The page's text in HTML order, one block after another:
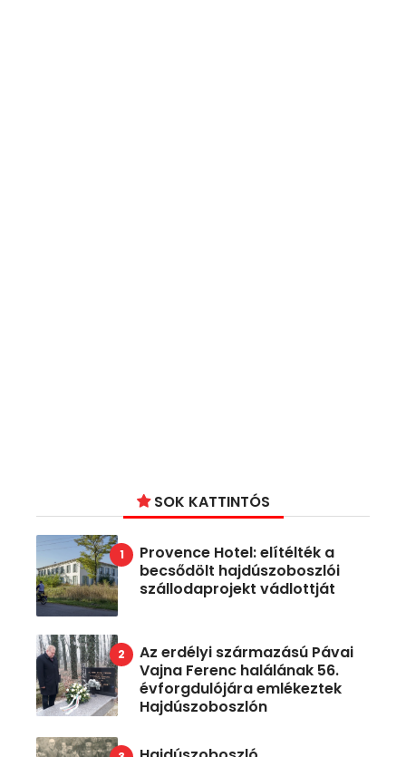
SOK KATTINTÓS
Provence Hotel: elítélték a
becsődölt hajdúszoboszlói
szállodaprojekt vádlottját
Az erdélyi származású Pávai
Vajna Ferenc halálának 56.
évforgdulójára emlékeztek
Hajdúszoboszlón